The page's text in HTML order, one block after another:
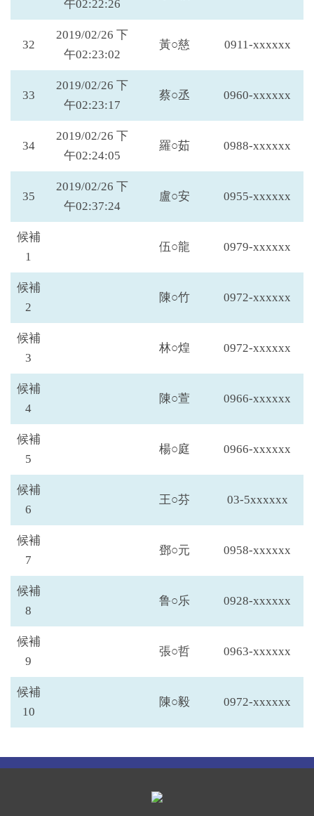
午02:22:26
32
2019/02/26 下
午02:23:02
黃○慈 0911-xxxxxx
33
2019/02/26 下
午02:23:17
蔡○丞 0960-xxxxxx
34
2019/02/26 下
午02:24:05
羅○茹 0988-xxxxxx
35
2019/02/26 下
午02:37:24
盧○安 0955-xxxxxx
候補
1
伍○龍 0979-xxxxxx
候補
2
陳○竹 0972-xxxxxx
候補
3
林○煌 0972-xxxxxx
候補
4
陳○萱 0966-xxxxxx
候補
5
楊○庭 0966-xxxxxx
候補
6
王○芬 03-5xxxxxx
候補
7
鄧○元 0958-xxxxxx
候補
8
鲁○乐 0928-xxxxxx
候補
9
張○哲 0963-xxxxxx
候補
10
陳○毅 0972-xxxxxx